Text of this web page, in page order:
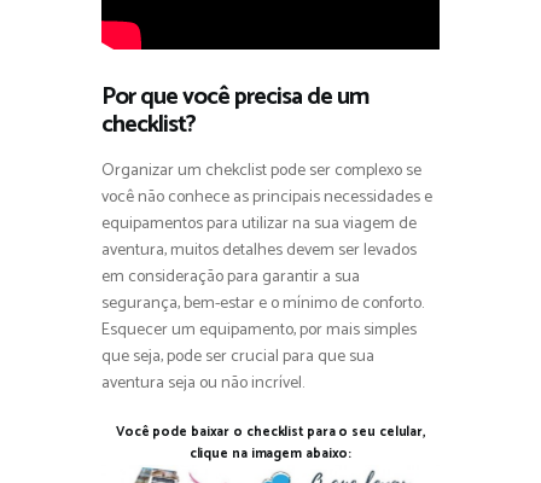
Por que você precisa de um
checklist?
Organizar um chekclist pode ser complexo se
você não conhece as principais necessidades e
equipamentos para utilizar na sua viagem de
aventura, muitos detalhes devem ser levados
em consideração para garantir a sua
segurança, bem-estar e o mínimo de conforto.
Esquecer um equipamento, por mais simples
que seja, pode ser crucial para que sua
aventura seja ou não incrível.
Você pode baixar o checklist para o seu celular,
clique na imagem abaixo: